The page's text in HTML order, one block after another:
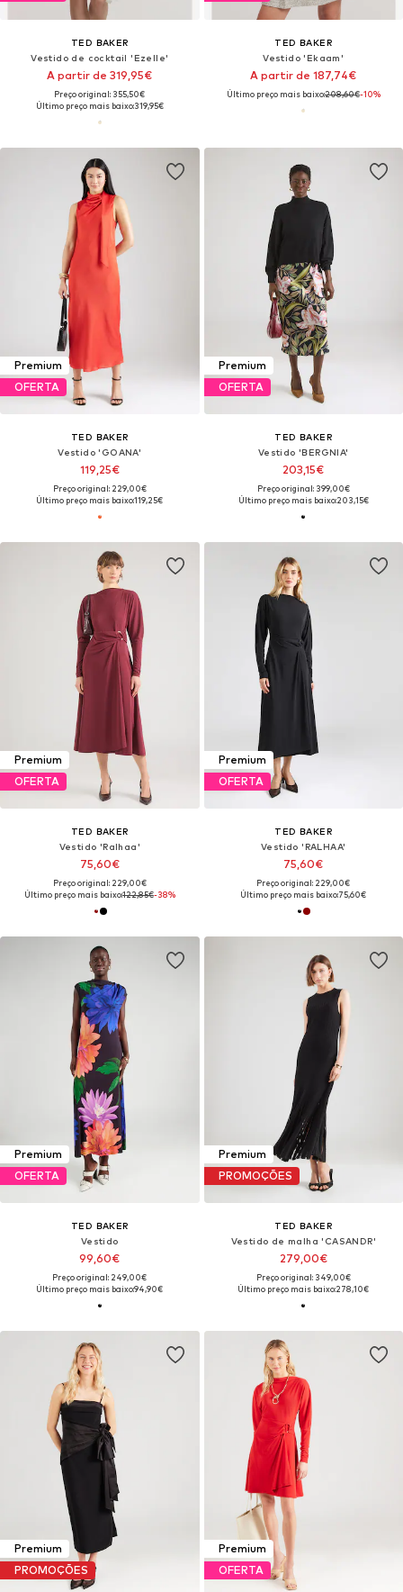
TED BAKER
Vestido de cocktail 'Ezelle'
A partir de 319,95€
Preço original: 355,50€
Último preço mais baixo:319,95€
TED BAKER
Vestido 'Ekaam'
A partir de 187,74€
Último preço mais baixo:208,60€-10%
Premium
OFERTA
TED BAKER
Vestido 'GOANA'
119,25€
Preço original: 229,00€
Último preço mais baixo:119,25€
Premium
OFERTA
TED BAKER
Vestido 'BERGNIA'
203,15€
Preço original: 399,00€
Último preço mais baixo:203,15€
Premium
OFERTA
TED BAKER
Vestido 'Ralhaa'
75,60€
Preço original: 229,00€
Último preço mais baixo:122,85€-38%
Premium
OFERTA
TED BAKER
Vestido 'RALHAA'
75,60€
Preço original: 229,00€
Último preço mais baixo:75,60€
Premium
OFERTA
TED BAKER
Vestido
99,60€
Preço original: 249,00€
Último preço mais baixo:94,90€
Premium
PROMOÇÕES
TED BAKER
Vestido de malha 'CASANDR'
279,00€
Preço original: 349,00€
Último preço mais baixo:278,10€
Premium
PROMOÇÕES
Premium
OFERTA